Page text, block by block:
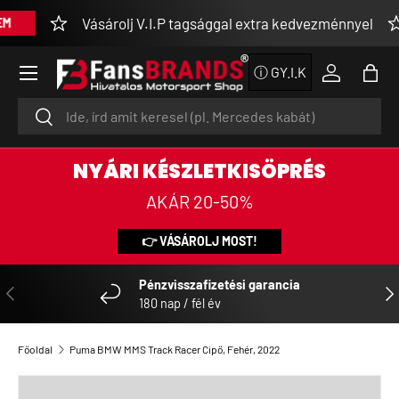
UGRÁS A TARTALOMRA
Vásárolj V.I.P tagsággal extra kedvezménnyel
Keresés
Keresés
ⓘ GY.I.K
Menü
NYÁRI KÉSZLETKISÖPRÉS
AKÁR 20-50%
👉 VÁSÁROLJ MOST!
ELŐZŐ
Pénzvisszafizetési garancia
180 nap / fél év
Főoldal Puma BMW MMS Track Racer Cipő, Fehér, 2022